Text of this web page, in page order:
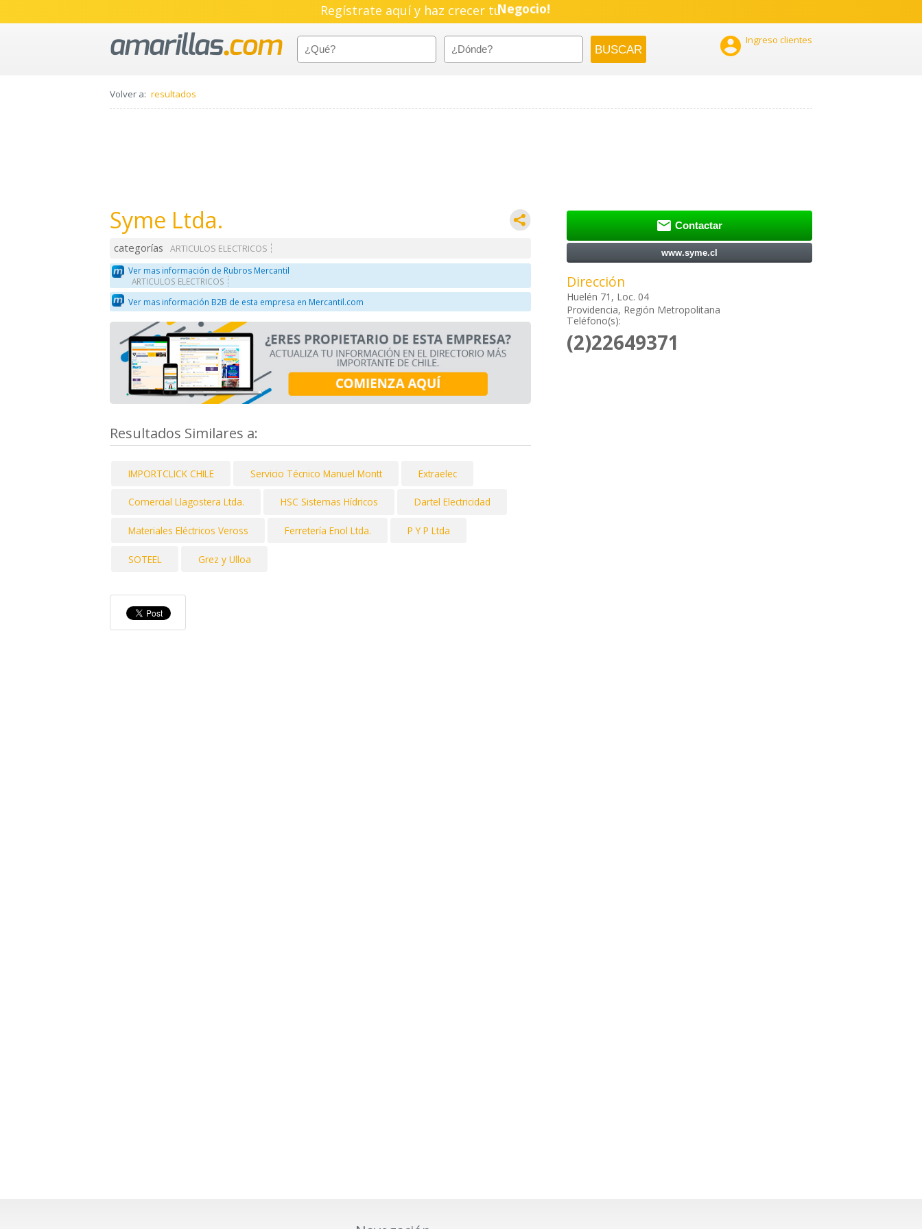
Regístrate aquí y haz crecer tuNegocio!
Pyme!
Emprendimiento!
 Ingreso clientes
Volver a: resultados
Syme Ltda.
categorías
ARTICULOS ELECTRICOS
Ver mas información de Rubros Mercantil
ARTICULOS ELECTRICOS
Ver mas información B2B de esta empresa en Mercantil.com
Resultados Similares a:
IMPORTCLICK CHILE Servicio Técnico Manuel Montt Extraelec
Comercial Llagostera Ltda. HSC Sistemas Hídricos Dartel Electricidad
Materiales Eléctricos Veross Ferretería Enol Ltda. P Y P Ltda
SOTEEL Grez y Ulloa
 Contactar
www.syme.cl
Dirección
Huelén 71, Loc. 04
Providencia, Región Metropolitana
Teléfono(s):
(2)22649371